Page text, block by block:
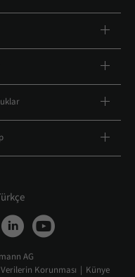
AG
Korunması
Künye